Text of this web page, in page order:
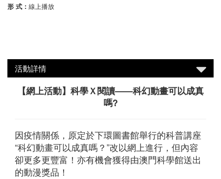
形 式： 線上播放
活動詳情
【網上活動】科學Ｘ閱讀——科幻動畫可以成真
嗎?
因疫情關係，原定於下環圖書館舉行的科普講座
“科幻動畫可以成真嗎？”改以網上進行，但內容
卻更多更豐富！亦有機會獲得由澳門科學館送出
的動漫獎品！